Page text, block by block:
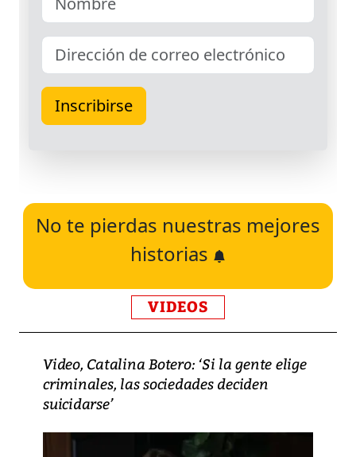
No te pierdas nuestras mejores
historias
VIDEOS
Video, Catalina Botero: ‘Si la gente elige
criminales, las sociedades deciden
suicidarse’